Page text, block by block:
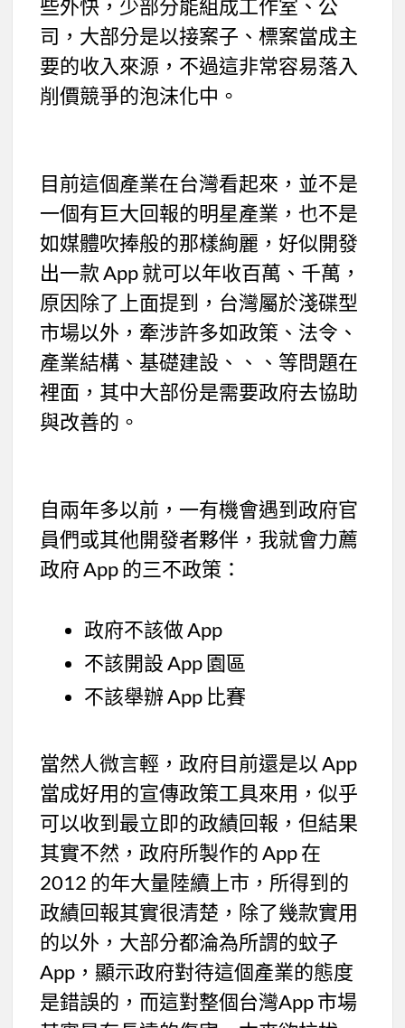
些外快，少部分能組成工作室、公
司，大部分是以接案子、標案當成主
要的收入來源，不過這非常容易落入
削價競爭的泡沫化中。
目前這個產業在台灣看起來，並不是
一個有巨大回報的明星產業，也不是
如媒體吹捧般的那樣絢麗，好似開發
出一款 App 就可以年收百萬、千萬，
原因除了上面提到，台灣屬於淺碟型
市場以外，牽涉許多如政策、法令、
產業結構、基礎建設、、、等問題在
裡面，其中大部份是需要政府去協助
與改善的。
自兩年多以前，一有機會遇到政府官
員們或其他開發者夥伴，我就會力薦
政府 App 的三不政策：
政府不該做 App
不該開設 App 園區
不該舉辦 App 比賽
當然人微言輕，政府目前還是以 App
當成好用的宣傳政策工具來用，似乎
可以收到最立即的政績回報，但結果
其實不然，政府所製作的 App 在
2012 的年大量陸續上市，所得到的
政績回報其實很清楚，除了幾款實用
的以外，大部分都淪為所謂的蚊子
App，顯示政府對待這個產業的態度
是錯誤的，而這對整個台灣App 市場